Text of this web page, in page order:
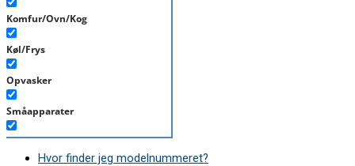
Komfur/Ovn/Kog
Køl/Frys
Opvasker
Småapparater
Støvsuger
Hvor finder jeg modelnummeret?